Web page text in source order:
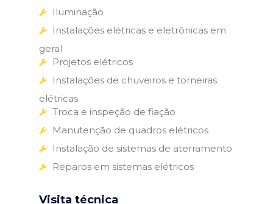
Iluminação
Instalações elétricas e eletrônicas em
geral
Projetos elétricos
Instalações de chuveiros e torneiras
elétricas
Troca e inspeção de fiação
Manutenção de quadros elétricos
Instalação de sistemas de aterramento
Reparos em sistemas elétricos
Visita técnica